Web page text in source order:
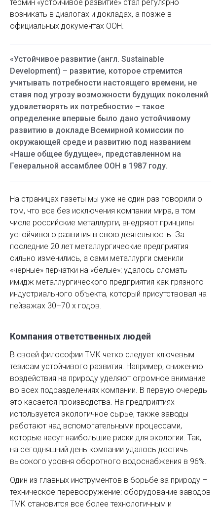
термин «устойчивое развитие» стал регулярно
возникать в диалогах и докладах, а позже в
официальных документах ООН.
«Устойчивое развитие (англ. Sustainable
Development) – развитие, которое стремится
учитывать потребности настоящего времени, не
ставя под угрозу возможности будущих поколений
удовлетворять их потребности» – такое
определение впервые было дано устойчивому
развитию в докладе Всемирной комиссии по
окружающей среде и развитию под названием
«Наше общее будущее», представленном на
Генеральной ассамблее ООН в 1987 году.
На страницах газеты мы уже не один раз говорили о
том, что все без исключения компании мира, в том
числе российские металлурги, внедряют принципы
устойчивого развития в свою деятельность. За
последние 20 лет металлургические предприятия
сильно изменились, а сами металлурги сменили
«черные» перчатки на «белые»: удалось сломать
имидж металлургического предприятия как грязного
индустриального объекта, который присутствовал на
пейзажах 30–70 х годов.
Компания ответственных людей
В своей философии ТМК четко следует ключевым
тезисам устойчивого развития. Например, снижению
воздействия на природу уделяют огромное внимание
во всех подразделениях компании. В первую очередь
это касается производства. На предприятиях
используется экологичное сырье, также заводы
работают над вспомогательными процессами,
которые несут наибольшие риски для ­экологии. Так,
на сего­дняшний день компании удалось достичь
высокого уровня оборотного водоснабжения в 96%.
Один из главных инструментов в борьбе за природу –
техническое перево­оружение: оборудование заводов
ТМК становится все более технологичным и